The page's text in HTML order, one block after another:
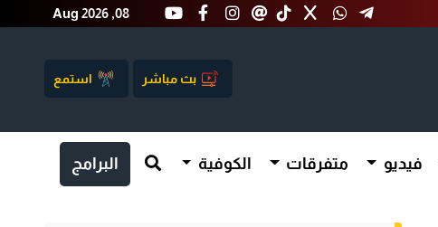
Aug 2026 ,08
بث مباشر استمع
فيديو متفرقات الكوفية البرامج